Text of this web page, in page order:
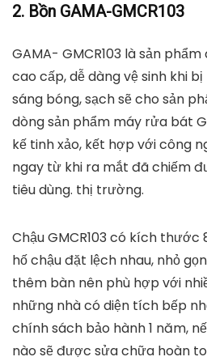
2. Bồn GAMA-GMCR103
GAMA- GMCR103 là sản
cao cấp, dễ dàng vệ sinh khi
sáng bóng, sạch sẽ cho sản
dòng sản phẩm máy rửa bát
kế tinh xảo, kết hợp với công
ngay từ khi ra mắt đã chiếm
tiêu dùng. thị trường.
Chậu GMCR103 có kích thước
hố chậu đặt lệch nhau, nhỏ
thêm bàn nên phù hợp với
những nhà có diện tích bếp
chính sách bảo hành 1 năm,
nào sẽ được sửa chữa hoàn